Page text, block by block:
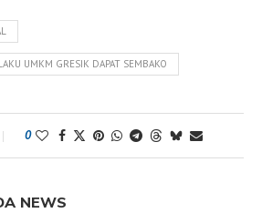
UMKM GRESIK DAPAT SEMBAKO
0
NEWS